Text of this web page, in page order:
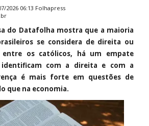
2026 06:13 Folhapress
do Datafolha mostra que a maioria
se considera de direita ou
entre os católicos, há um empate
com a direita e com a
é mais forte em questões de
que na economia.